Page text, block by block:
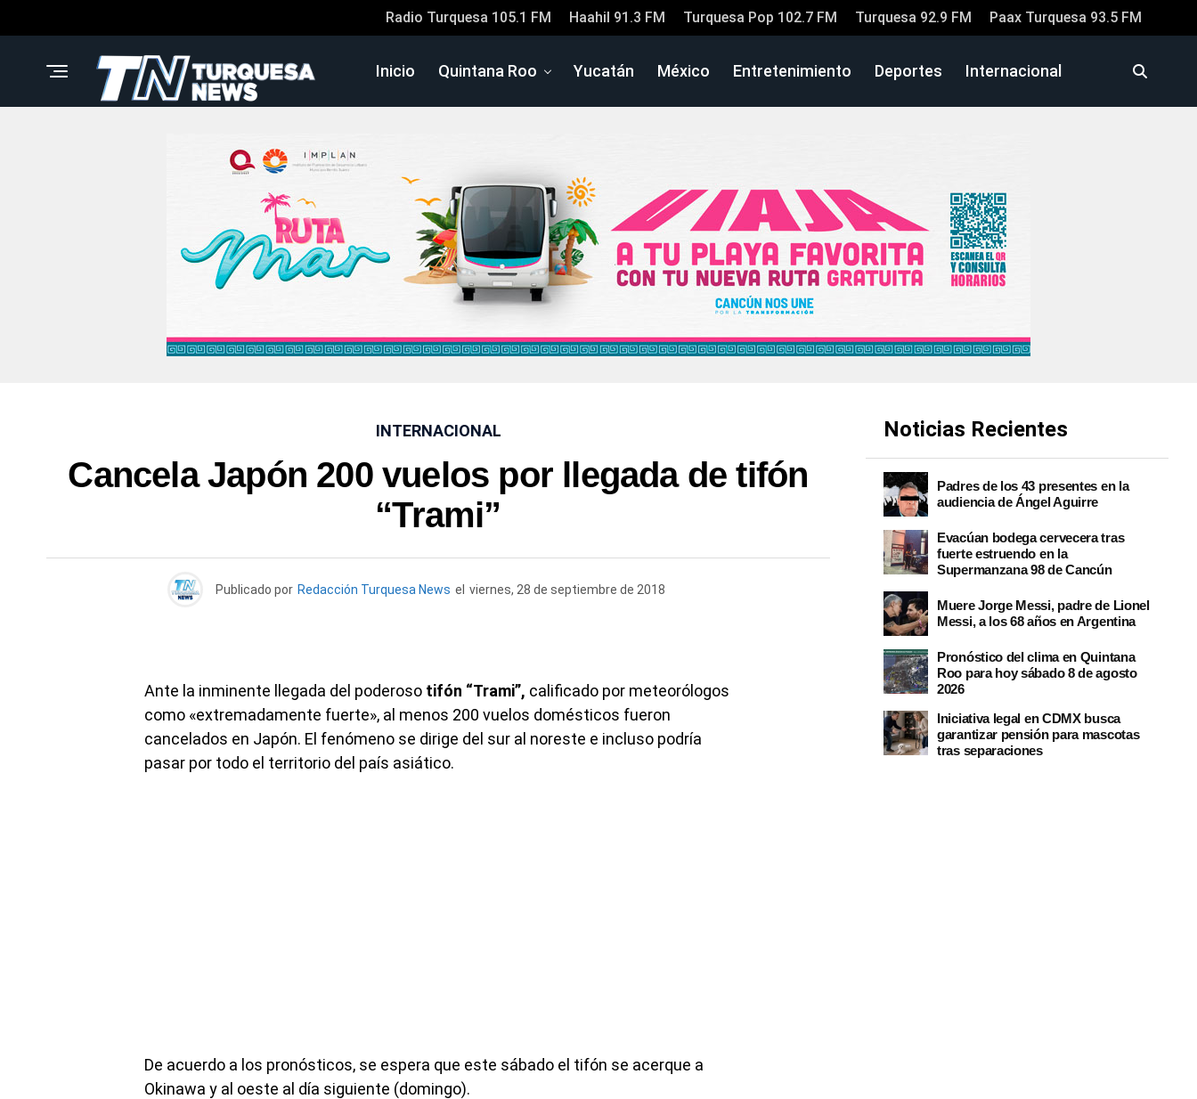
Radio Turquesa 105.1 FM Haahil 91.3 FM Turquesa Pop 102.7 FM Turquesa 92.9 FM Paax Turquesa 93.5 FM
Inicio Quintana Roo Yucatán México Entretenimiento Deportes Internacional
INTERNACIONAL
Cancela Japón 200 vuelos por llegada de tifón
“Trami”
Publicado por Redacción Turquesa News el viernes, 28 de septiembre de 2018
Ante la inminente llegada del poderoso tifón “Trami”, calificado por meteorólogos
como «extremadamente fuerte», al menos 200 vuelos domésticos fueron
cancelados en Japón. El fenómeno se dirige del sur al noreste e incluso podría
pasar por todo el territorio del país asiático.
De acuerdo a los pronósticos, se espera que este sábado el tifón se acerque a
Okinawa y al oeste al día siguiente (domingo).
Noticias Recientes
Padres de los 43 presentes en la
audiencia de Ángel Aguirre
Evacúan bodega cervecera tras
fuerte estruendo en la
Supermanzana 98 de Cancún
Muere Jorge Messi, padre de Lionel
Messi, a los 68 años en Argentina
Pronóstico del clima en Quintana
Roo para hoy sábado 8 de agosto
2026
Iniciativa legal en CDMX busca
garantizar pensión para mascotas
tras separaciones